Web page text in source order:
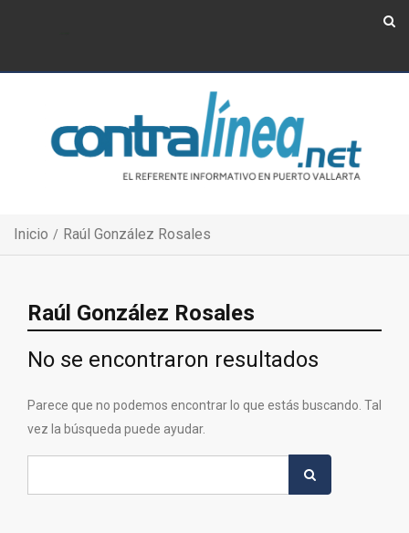
Inicio Raúl González Rosales
Raúl González Rosales
No se encontraron resultados
Parece que no podemos encontrar lo que estás buscando. Tal
vez la búsqueda puede ayudar.